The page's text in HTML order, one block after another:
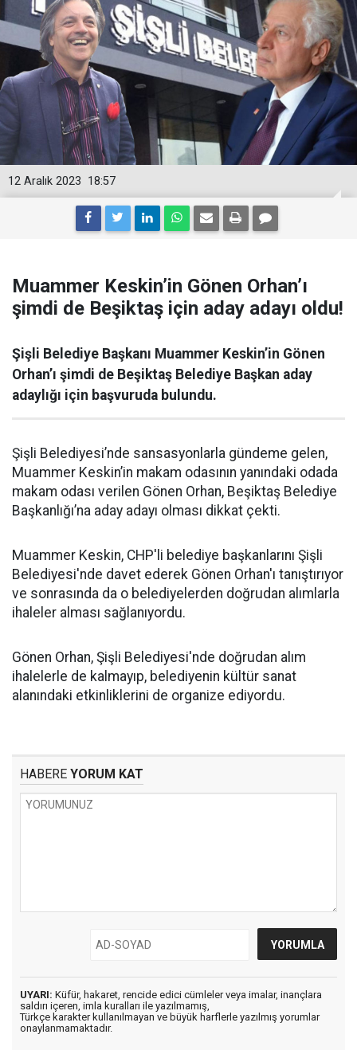
18:57
12 Aralık 2023
Muammer Keskin’in Gönen Orhan’ı
şimdi de Beşiktaş için aday adayı oldu!
Şişli Belediye Başkanı Muammer Keskin’in Gönen
Orhan’ı şimdi de Beşiktaş Belediye Başkan aday
adaylığı için başvuruda bulundu.
Şişli Belediyesi’nde sansasyonlarla gündeme gelen,
Muammer Keskin’in makam odasının yanındaki odada
makam odası verilen Gönen Orhan, Beşiktaş Belediye
Başkanlığı’na aday adayı olması dikkat çekti.
Muammer Keskin, CHP'li belediye başkanlarını Şişli
Belediyesi'nde davet ederek Gönen Orhan'ı tanıştırıyor
ve sonrasında da o belediyelerden doğrudan alımlarla
ihaleler alması sağlanıyordu.
Gönen Orhan, Şişli Belediyesi'nde doğrudan alım
ihalelerle de kalmayıp, belediyenin kültür sanat
alanındaki etkinliklerini de organize ediyordu.
HABERE YORUM KAT
UYARI: Küfür, hakaret, rencide edici cümleler veya imalar, inançlara
saldırı içeren, imla kuralları ile yazılmamış,
Türkçe karakter kullanılmayan ve büyük harflerle yazılmış yorumlar
onaylanmamaktadır.